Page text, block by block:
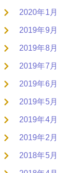
2020年1月
2019年9月
2019年8月
2019年7月
2019年6月
2019年5月
2019年4月
2019年2月
2018年5月